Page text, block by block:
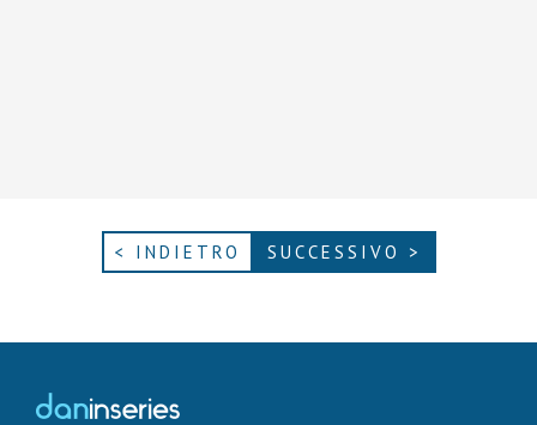
< INDIETRO SUCCESSIVO >